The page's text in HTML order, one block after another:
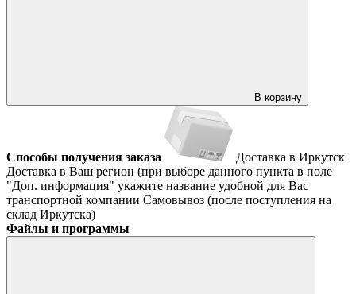
В корзину
Способы получения заказа
Доставка в Иркутск
Доставка в Ваш регион (при выборе данного пункта в поле
"Доп. информация" укажите название удобной для Вас
транспортной компании Самовывоз (после поступления на
склад Иркутска)
Файлы и программы